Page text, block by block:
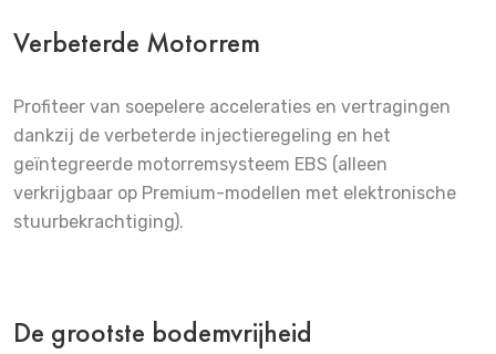
Verbeterde Motorrem
Profiteer van soepelere acceleraties en vertragingen
dankzij de verbeterde injectieregeling en het
geïntegreerde motorremsysteem EBS (alleen
verkrijgbaar op Premium-modellen met elektronische
stuurbekrachtiging).
De grootste bodemvrijheid